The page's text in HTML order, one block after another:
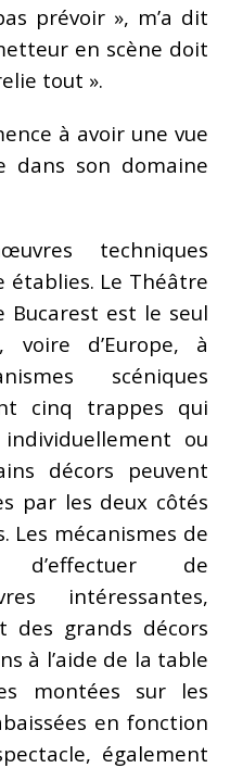
prévoir », m’a dit
en scène doit
tout ».
à avoir une vue
dans son domaine
techniques
établies. Le Théâtre
Bucarest est le seul
voire d’Europe, à
scéniques
cinq trappes qui
ou
décors peuvent
par les deux côtés
Les mécanismes de
d’effectuer de
intéressantes,
des grands décors
à l’aide de la table
montées sur les
en fonction
également